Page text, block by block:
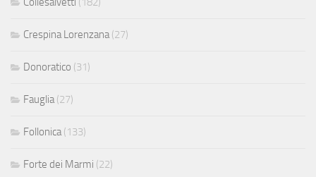
Crespina Lorenzana (27)
Donoratico (31)
Fauglia (27)
Follonica (133)
Forte dei Marmi (22)